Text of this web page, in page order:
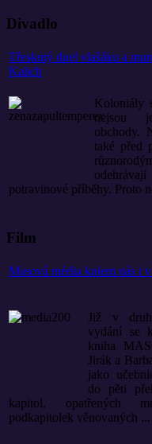
Divadlo
Třeskutý duel vlašáku a
Kalich
Koloniály
nejsou
obchody.
také před
odehrávají
potravinové příběhy. Proto
Film
Masová média kolem nás i
Již v
vydání se
kniha
Jirák a
jako
do pěti
kapitol, opatřených
podkapitolek věnovaných ...